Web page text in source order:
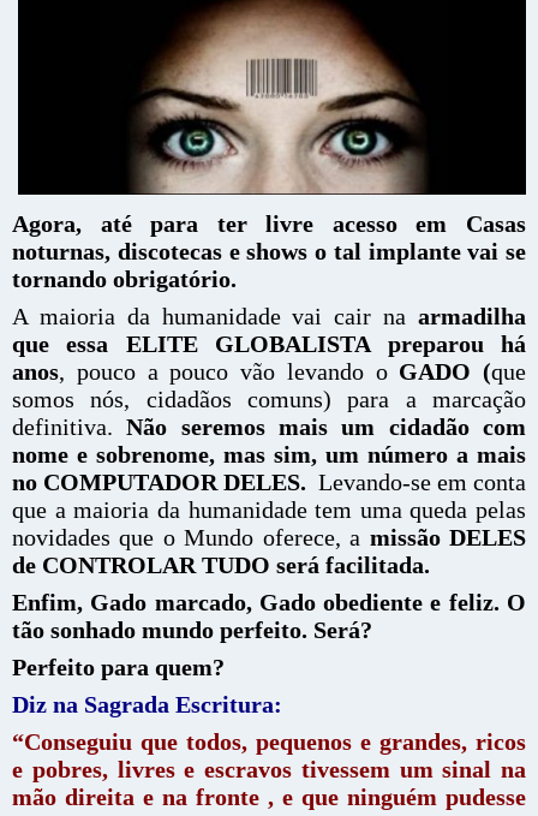
Agora, até para ter livre acesso em Casas
noturnas, discotecas e shows o tal implante vai se
tornando obrigatório.
A maioria da humanidade vai cair na armadilha
que essa ELITE GLOBALISTA preparou há
anos, pouco a pouco vão levando o GADO (que
somos nós, cidadãos comuns) para a marcação
definitiva.Não seremos mais um cidadão com
nome e sobrenome, mas sim, um número a mais
no COMPUTADOR DELES. Levando-se em conta
que a maioria da humanidade tem uma queda pelas
novidades que o Mundo oferece, a missão DELES
de CONTROLAR TUDO será facilitada.
Enfim, Gado marcado, Gado obediente e feliz. O
tão sonhado mundo perfeito. Será?
Perfeito para quem?
Diz na Sagrada Escritura:
“Conseguiu que todos, pequenos e grandes, ricos
e pobres, livres e escravos tivessem um sinal na
mão direita e na fronte , e que ninguém pudesse